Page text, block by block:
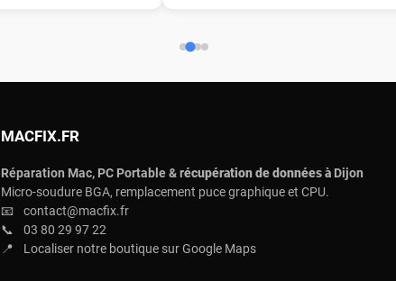
MACFIX.FR
Réparation Mac, PC Portable & récupération de données àDijon
Micro-soudure BGA, remplacement puce graphique et CPU.
📧
contact@macfix.fr
📞
03 80 29 97 22
📍
Localiser notre boutique sur Google Maps